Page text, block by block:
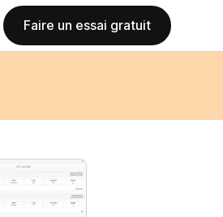
Faire un essai gratuit